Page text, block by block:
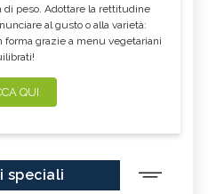
di peso. Adottare la rettitudine
al gusto o alla varietà:
grazie a menu vegetariani
QUI
speciali